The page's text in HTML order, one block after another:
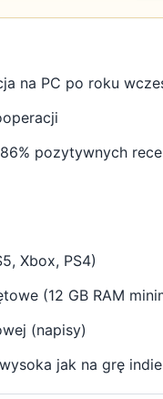
na PC po roku
pozytywnych
Xbox, PS4)
(12 GB RAM
(napisy)
jak na grę indie